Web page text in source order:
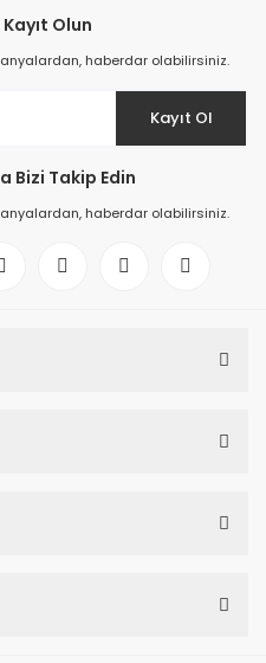
Olun
haberdar olabilirsiniz.
Kayıt Ol
Bizi Takip Edin
haberdar olabilirsiniz.